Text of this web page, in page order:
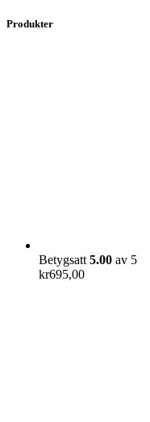
Produkter
Betygsatt 5.00 av 5
kr695,00